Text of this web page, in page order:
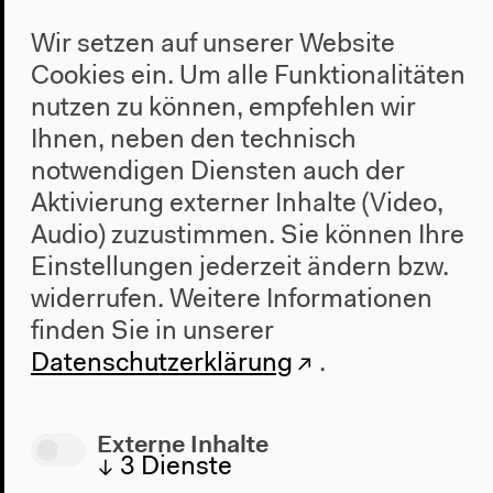
Haus
Über uns
Architektur
Geschichte
Besuch
Anfahrt
Barrierefreiheit
Webshop
Kontakt
Datenschutzeinstellungen
Datenschutzerklärung
Wir setzen auf unserer Website
Cookies ein. Um alle Funktionalitäten
nutzen zu können, empfehlen wir
Ihnen, neben den technisch
notwendigen Diensten auch der
Aktivierung externer Inhalte (Video,
Audio) zuzustimmen. Sie können Ihre
Einstellungen jederzeit ändern bzw.
widerrufen. Weitere Informationen
finden Sie in unserer
Datenschutzerklärung
.
Externe Inhalte
↓ 3 Dienste